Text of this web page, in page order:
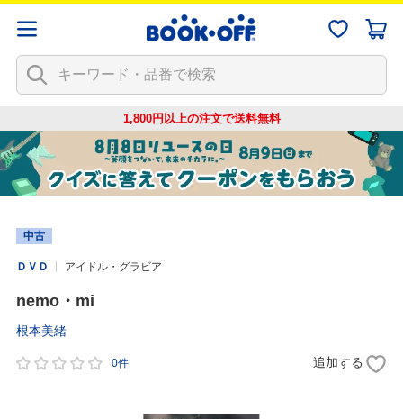
1,800円以上の注文で送料無料
中古
ＤＶＤ アイドル・グラビア
nemo・mi
根本美緒
0件 追加する